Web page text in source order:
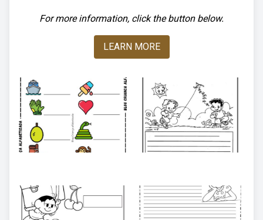
For more information, click the button below.
LEARN MORE